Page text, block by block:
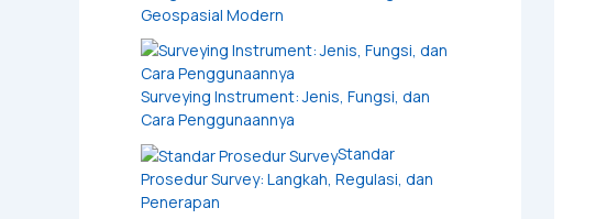
Geospasial Modern
Surveying Instrument: Jenis, Fungsi, dan
Cara Penggunaannya
Standar
Prosedur Survey: Langkah, Regulasi, dan
Penerapan